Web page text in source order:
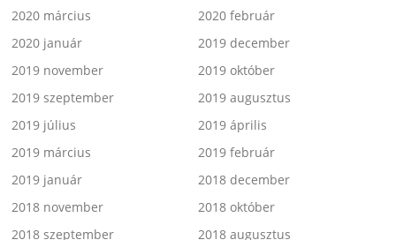
2020 március
2020 február
2020 január
2019 december
2019 november
2019 október
2019 szeptember
2019 augusztus
2019 július
2019 április
2019 március
2019 február
2019 január
2018 december
2018 november
2018 október
2018 szeptember
2018 augusztus